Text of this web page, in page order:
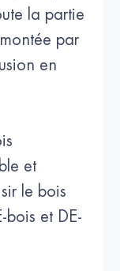
la partie
par
en
et
le bois
bois et DE-